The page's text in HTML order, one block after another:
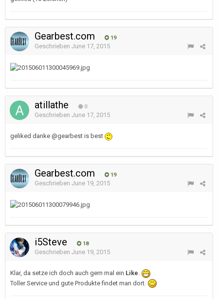
Gearbest.com 19
Geschrieben June 17, 2015
atillathe 0
Geschrieben June 17, 2015
geliked danke @gearbest is best
Gearbest.com 19
Geschrieben June 19, 2015
i5Steve 18
Geschrieben June 19, 2015
Klar, da setze ich doch auch gern mal ein Like.
Toller Service und gute Produkte findet man dort.